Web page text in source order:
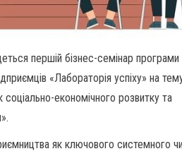
першій бізнес-семінар
«Лабораторія успіху» на
економічного розвитку та
як ключового системного